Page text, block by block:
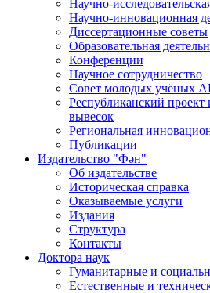
Научно-
Научно-инновационная
Диссертационные советы
Образовательная
Конференции
Научное сотрудничество
Совет молодых учёных
Республиканский проект
вывесок
Региональная
Публикации
Издательство "Фән"
Об издательстве
Историческая справка
Оказываемые услуги
Издания
Структура
Контакты
Доктора наук
Гуманитарные и
Естественные и